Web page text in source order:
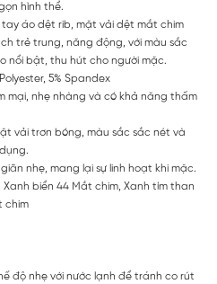
hình thể.
tay áo dệt rib, mặt vải dệt mắt chim
trẻ trung, năng động, với màu sắc
nổi bật, thu hút cho người mặc.
5% Spandex
mại, nhẹ nhàng và có khả năng thấm
vải trơn bóng, màu sắc sắc nét và
nhẹ, mang lại sự linh hoạt khi mặc.
Xanh biển 44 Mắt chim, Xanh tím than
chim
độ nhẹ với nước lạnh để tránh co rút